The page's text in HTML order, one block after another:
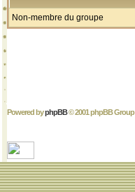
Non-membre du groupe
Powered byphpBB© 2001 phpBB Group